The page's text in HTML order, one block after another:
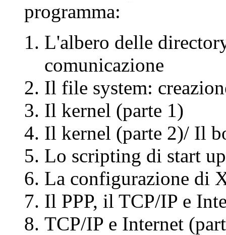
programma:
L'albero delle
comunicazione
Il file system:
Il kernel (parte 1)
Il kernel (parte 2)/ Il
Lo scripting di start up
La configurazione di
Il PPP, il TCP/IP e
TCP/IP e Internet